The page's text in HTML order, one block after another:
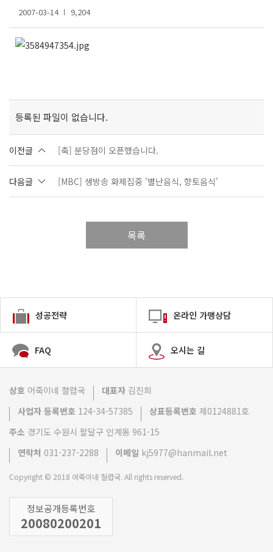
2007-03-14 9,204
등록된 파일이 없습니다.
이전글 [축] 분당점이 오픈했습니다.
다음글 [MBC] 생방송 화제집중 '별난음식, 향토음식'
목록
성공전략 온라인 가맹상담
FAQ 오시는 길
상호 어죽이네 쳘렵국 대표자 김진희
사업자 등록번호 124-34-57385 상표등록번호 제0124881호
주소 경기도 수원시 팔달구 인계동 961-15
연락처 031-237-2288 이메일 kj5977@hanmail.net
Copyright © 2018 어죽이네 철렵국. All rights reserved.
정보공개등록번호
20080200201